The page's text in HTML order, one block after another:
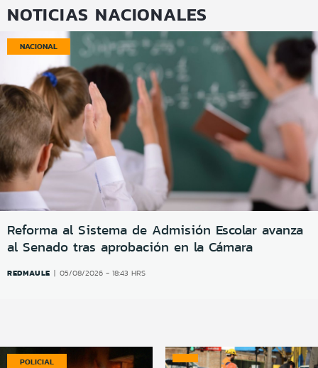
NOTICIAS NACIONALES
NACIONAL
Reforma al Sistema de Admisión Escolar avanza
al Senado tras aprobación en la Cámara
REDMAULE 05/08/2026 - 18:43 HRS
POLICIAL